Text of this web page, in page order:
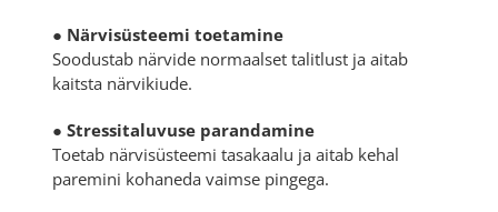
● Närvisüsteemi toetamine
Soodustab närvide normaalset talitlust ja aitab
kaitsta närvikiude.
● Stressitaluvuse parandamine
Toetab närvisüsteemi tasakaalu ja aitab kehal
paremini kohaneda vaimse pingega.